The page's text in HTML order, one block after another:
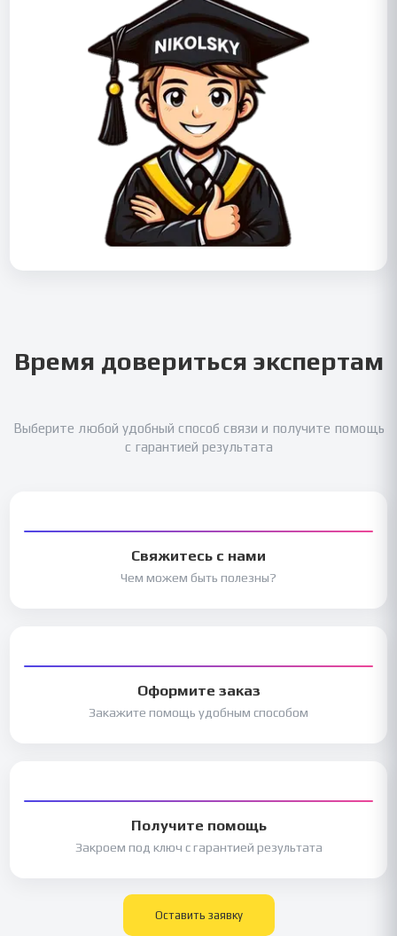
Время довериться экспертам
Выберите любой удобный способ связи и получите помощь
с гарантией результата
Свяжитесь с нами
Чем можем быть полезны?
Оформите заказ
Закажите помощь удобным способом
Получите помощь
Закроем под ключ с гарантией результата
Оставить заявку